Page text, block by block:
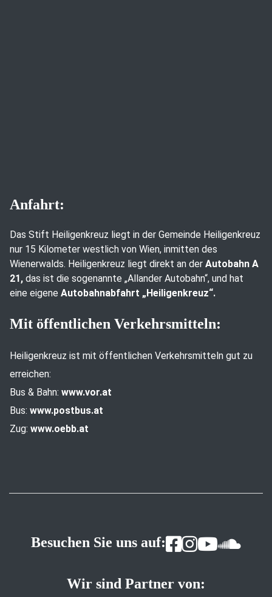
Anfahrt:
Das Stift Heiligenkreuz liegt in der Gemeinde Heiligenkreuz
nur 15 Kilometer westlich von Wien, inmitten des
Wienerwalds. Heiligenkreuz liegt direkt an der Autobahn A
21, das ist die sogenannte „Allander Autobahn“, und hat
eine eigene Autobahnabfahrt „Heiligenkreuz“.
Mit öffentlichen Verkehrsmitteln:
Heiligenkreuz ist mit öffentlichen Verkehrsmitteln gut zu
erreichen:
Bus & Bahn: www.vor.at
Bus: www.postbus.at
Zug: www.oebb.at
Besuchen Sie uns auf:
Wir sind Partner von: